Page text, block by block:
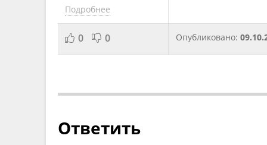
Подробнее
0 0 Опубликовано:
Ответить